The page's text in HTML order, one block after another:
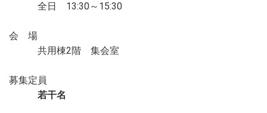
全日 13:30～15:30
会 場
共用棟2階 集会室
募集定員
若干名